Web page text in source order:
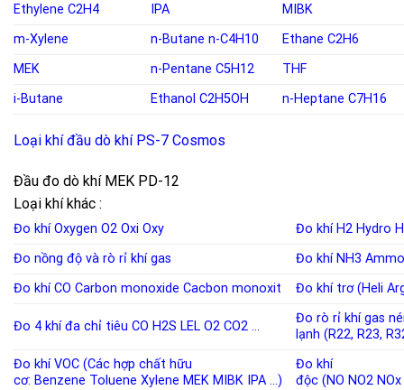
Ethylene C2H4 IPA
MIBK
m-Xylene
n-Butane n-C4H10
Ethane C2H6
MEK
n-Pentane C5H12
THF
i-Butane
Ethanol C2H5OH n-Heptane C7H16
Loại khí đầu dò khí PS-7 Cosmos
Đầu đo dò khí MEK PD-12
Loại khí khác :
Đo khí Oxygen O2 Oxi Oxy Đo khí H2 Hydro
Đo nồng độ và rò rỉ khí gas Đo khí NH3
Đo khí CO Carbon monoxide Cacbon monoxit Đo khí trơ (Heli
Đo 4 khí đa chỉ tiêu CO H2S LEL O2 CO2 …
Đo rò rỉ khí gas
lạnh (R22,R23,
Đo khí VOC (Các hợp chất hữu
cơ: Benzene Toluene Xylene MEK MIBK IPA …)
Đo khí
độc (NO NO2 NOx